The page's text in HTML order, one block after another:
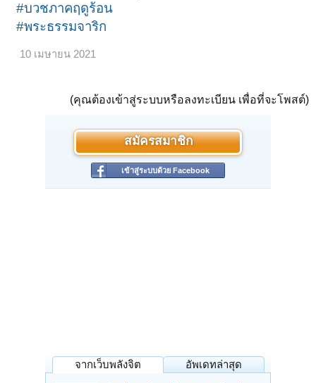
#บวชภาคฤดูร้อน
#พระธรรมจาริก
10 เมษายน 2021
(คุณต้องเข้าสู่ระบบหรือลงทะเบียน เพื่อที่จะโพสต์)
สมัครสมาชิก
เข้าสู่ระบบด้วย Facebook
จากเว็บพลังจิต อัพเดทล่าสุด